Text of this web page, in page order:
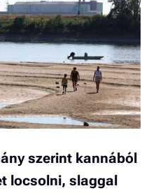
szerint kannából
locsolni, slaggal